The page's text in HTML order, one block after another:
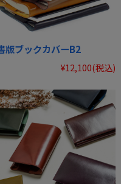
版ブックカバーB2
¥12,100(税込)